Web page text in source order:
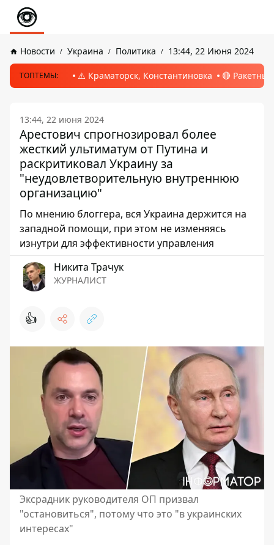
Новости Украина Политика 13:44, 22 Июня 2024
ТОПТЕМЫ: ⚠️ Краматорск, Константиновка 🔴
13:44, 22 июня 2024
Арестович спрогнозировал более
жесткий ультиматум от Путина и
раскритиковал Украину за
"неудовлетворительную внутреннюю
организацию"
По мнению блоггера, вся Украина держится на
западной помощи, при этом не изменяясь
изнутри для эффективности управления
Никита Трачук
ЖУРНАЛИСТ
👍
Эксрадник руководителя ОП призвал
"остановиться", потому что это "в украинских
интересах"